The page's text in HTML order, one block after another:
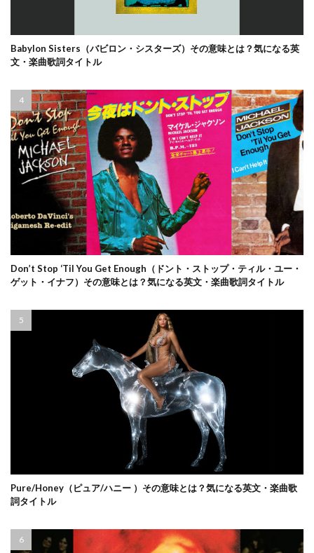
Babylon Sisters（バビロン・シスターズ）その意味とは？気になる英
文・楽曲歌詞タイトル
Don’t Stop ‘Til You Get Enough（ドント・ストップ・ティル・ユー・
ゲット・イナフ）その意味とは？気になる英文・楽曲歌詞タイトル
Pure/Honey（ピュア/ハニー ）その意味とは？気になる英文・楽曲歌
詞タイトル